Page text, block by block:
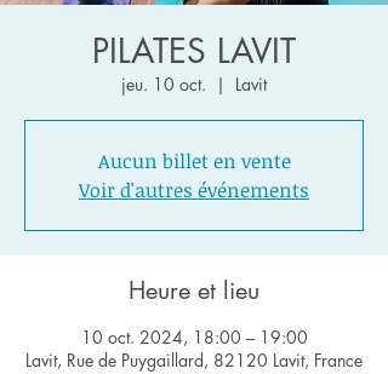
PILATES LAVIT
jeu. 10 oct.
  |
Lavit
Aucun billet en vente
Voir d'autres événements
Heure et lieu
10 oct. 2024, 18:00 – 19:00
Lavit, Rue de Puygaillard, 82120 Lavit, France